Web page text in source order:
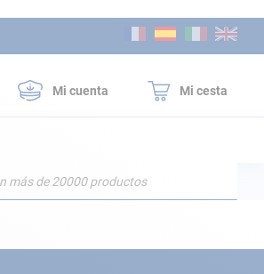
Mi cuenta Mi cesta